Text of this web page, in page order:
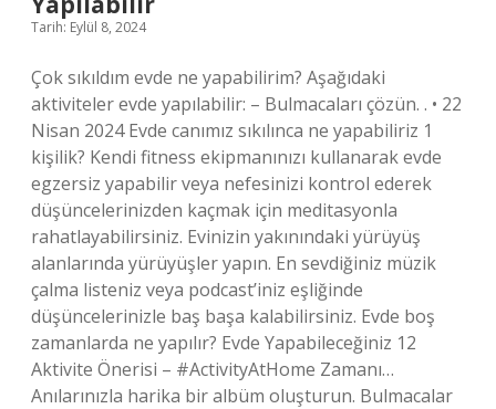
Tarih: Eylül 8, 2024
Çok sıkıldım evde ne yapabilirim? Aşağıdaki
aktiviteler evde yapılabilir: – Bulmacaları çözün. . • 22
Nisan 2024 Evde canımız sıkılınca ne yapabiliriz 1
kişilik? Kendi fitness ekipmanınızı kullanarak evde
egzersiz yapabilir veya nefesinizi kontrol ederek
düşüncelerinizden kaçmak için meditasyonla
rahatlayabilirsiniz. Evinizin yakınındaki yürüyüş
alanlarında yürüyüşler yapın. En sevdiğiniz müzik
çalma listeniz veya podcast’iniz eşliğinde
düşüncelerinizle baş başa kalabilirsiniz. Evde boş
zamanlarda ne yapılır? Evde Yapabileceğiniz 12
Aktivite Önerisi – #ActivityAtHome Zamanı…
Anılarınızla harika bir albüm oluşturun. Bulmacalar